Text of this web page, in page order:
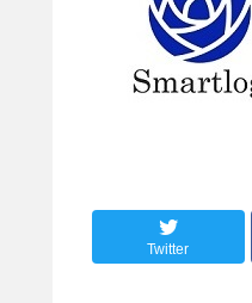
Twitter